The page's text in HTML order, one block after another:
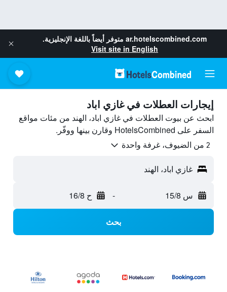
ar.hotelscombined.com متوفر أيضاً باللغة الإنجليزية.
Visit site in English
إيجارات العطلات في غازي اباد
ابحث عن بيوت العطلات في غازي اباد، الهند من مئات مواقع
السفر على HotelsCombined وقارن بينها ووفّر.
2 من الضيوف، غرفة واحدة
غازي اباد، الهند
س 15/8 - ح 16/8
بحث